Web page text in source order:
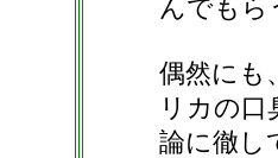
んでもら
偶然にも
リカの
論に徹し